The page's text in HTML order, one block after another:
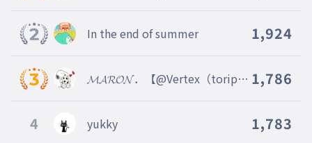
あいにきづけるか
パッパッパッ
晴れた町に
In the end of summer 1,924
𝓜𝓐𝓡𝓞𝓝．【@Vertex（toripro 1,786
4 yukky 1,783